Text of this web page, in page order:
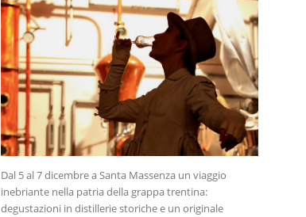
Dal 5 al 7 dicembre a Santa Massenza un viaggio
inebriante nella patria della grappa trentina:
degustazioni in distillerie storiche e un originale